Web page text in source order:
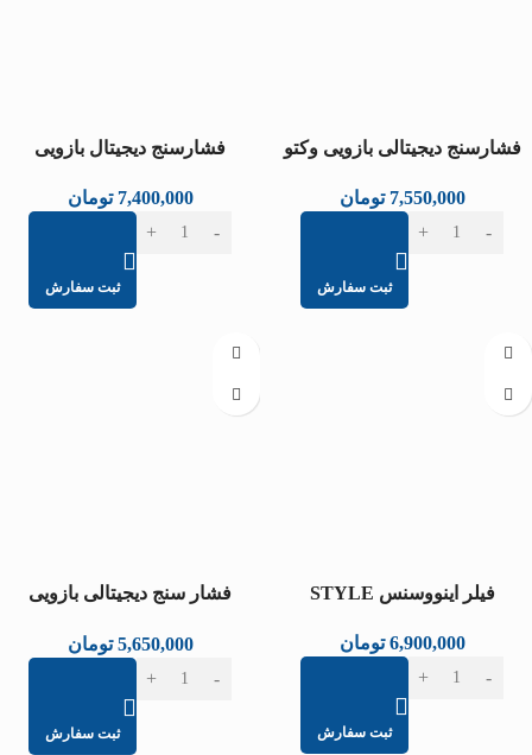
فشارسنج دیجیتالی بازویی وکتو
7,550,000 تومان
ثبت سفارش
فشارسنج دیجیتال بازویی
7,400,000 تومان
ثبت سفارش
فیلر اینووسنس STYLE
6,900,000 تومان
ثبت سفارش
فشار سنج دیجیتالی بازویی
5,650,000 تومان
ثبت سفارش